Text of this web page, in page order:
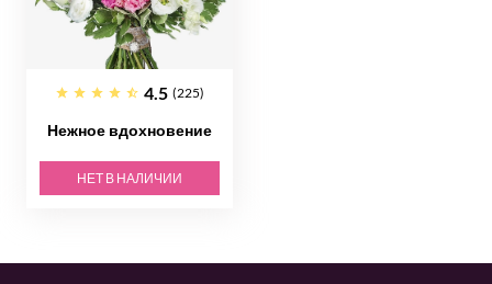
4.5 (225)
Нежное вдохновение
НЕТ В НАЛИЧИИ